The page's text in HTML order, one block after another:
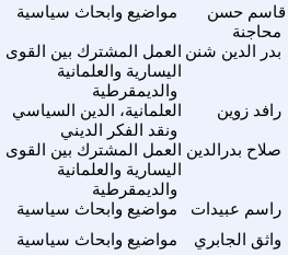
مواضيع وابحاث سياسية
قاسم حسن
محاجنة
العمل المشترك بين القوى
اليسارية والعلمانية
والديمقرطية
بدر الدين شنن
العلمانية، الدين السياسي
ونقد الفكر الديني
رافد زوين
العمل المشترك بين القوى
اليسارية والعلمانية
والديمقرطية
صلاح بدرالدين
مواضيع وابحاث سياسية راسم عبيدات
مواضيع وابحاث سياسية
واثق الجابري